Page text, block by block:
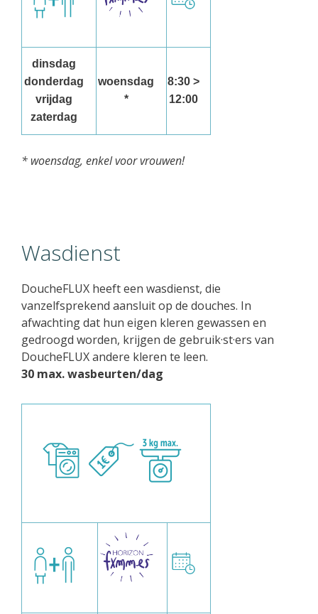
dinsdag
donderdag
vrijdag
zaterdag
woensdag
*
8:30 >
12:00
* woensdag, enkel voor vrouwen!
Wasdienst
DoucheFLUX heeft een wasdienst, die
vanzelfsprekend aansluit op de douches. In
afwachting dat hun eigen kleren gewassen en
gedroogd worden, krijgen de gebruik·st·ers van
DoucheFLUX andere kleren te leen.
30 max. wasbeurten/dag